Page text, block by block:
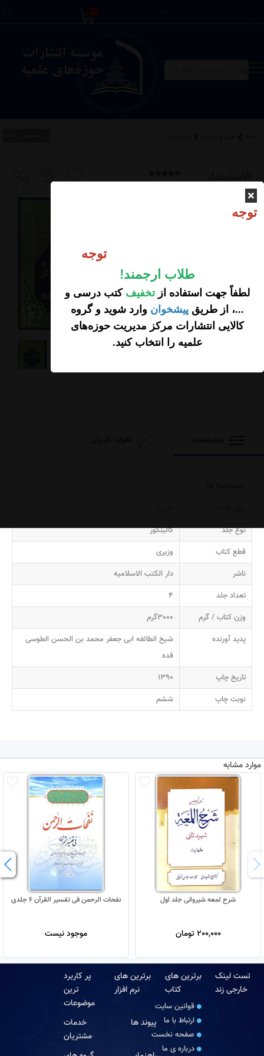
توجه
توجه
طلاب ارجمند!
لطفاً جهت استفاده از تخفیف کتب درسی و
...، از طریق پیشخوان وارد شوید و گروه
کالایی انتشارات مرکز مدیریت حوزه‌های
علمیه را انتخاب کنید.
الاستبصار
سبد خرید
نوع جلد
گالینگور
قطع کتاب
وزیری
ناشر
دار الکتب الاسلامیه
تعداد جلد
4
وزن کتاب / گرم
3000گرم
پدید آورنده
شیخ الطائفه ابی جعفر محمد بن الحسن الطوسی
قده
تاریخ چاپ
1390
نوبت چاپ
ششم
موارد مشابه
شرح لمعه شیروانی جلد اول
200,000 تومان
نفحات الرحمن فی تفسیر القرآن 6 جلدی
موجود نیست
تست لینک
خارجی زند
برترین های
کتاب
قوانین سایت
ارتباط با ما
صفحه نخست
درباره‏ ی ما
برترین های
نرم افزار
پر کاربرد
ترین
موضوعات
پیوند ها
خدمات
مشتریان